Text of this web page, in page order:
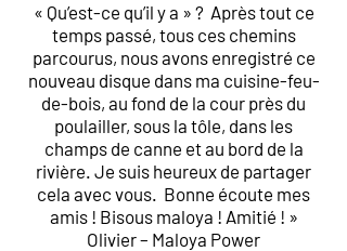
« Qu’est-ce qu’il y a » ? Après tout ce
temps passé, tous ces chemins
parcourus, nous avons enregistré ce
nouveau disque dans ma cuisine-feu-
de-bois, au fond de la cour près du
poulailler, sous la tôle, dans les
champs de canne et au bord de la
rivière. Je suis heureux de partager
cela avec vous. Bonne écoute mes
amis ! Bisous maloya ! Amitié ! »
Olivier – Maloya Power